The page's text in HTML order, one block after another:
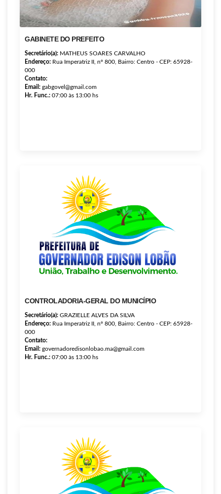
GABINETE DO PREFEITO
Secretário(a): MATHEUS SOARES CARVALHO
Endereço: Rua Imperatriz II, nº 800, Bairro: Centro - CEP: 65928-
000
Contato:
Email: gabgovel@gmail.com
Hr. Func.: 07:00 às 13:00 hs
CONTROLADORIA-GERAL DO MUNICÍPIO
Secretário(a): GRAZIELLE ALVES DA SILVA
Endereço: Rua Imperatriz II, nº 800, Bairro: Centro - CEP: 65928-
000
Contato:
Email: governadoredisonlobao.ma@gmail.com
Hr. Func.: 07:00 às 13:00 hs